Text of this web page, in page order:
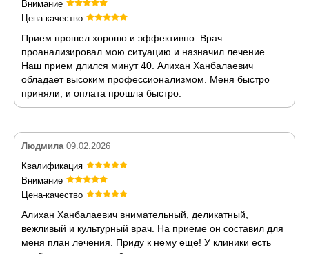
Внимание
Цена-качество
Прием прошел хорошо и эффективно. Врач
проанализировал мою ситуацию и назначил лечение.
Наш прием длился минут 40. Алихан Ханбалаевич
обладает высоким профессионализмом. Меня быстро
приняли, и оплата прошла быстро.
Людмила 09.02.2026
Квалификация
Внимание
Цена-качество
Алихан Ханбалаевич внимательный, деликатный,
вежливый и культурный врач. На приеме он составил для
меня план лечения. Приду к нему еще! У клиники есть